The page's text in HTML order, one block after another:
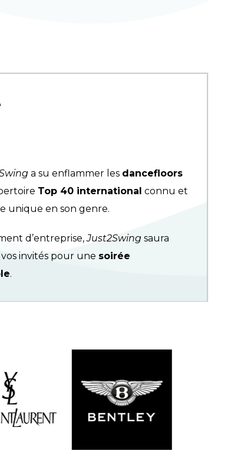
a su enflammer les dancefloors
Top 40 international connu et
unique en son genre.
d’entreprise,Just2Swing saura
invités pour une soirée
.